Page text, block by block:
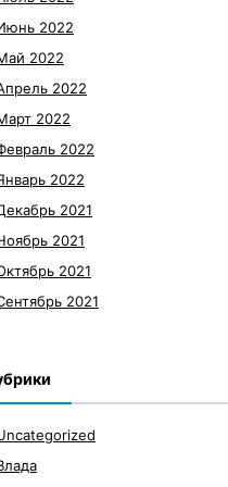
2022
2022
2022
2022
2022
2022
2021
2021
2021
2021